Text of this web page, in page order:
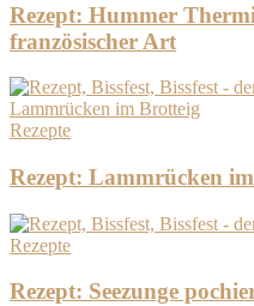
Rezept: Hummer
französischer Art
Rezepte
Rezept: Lammrücken
Rezepte
Rezept: Seezunge